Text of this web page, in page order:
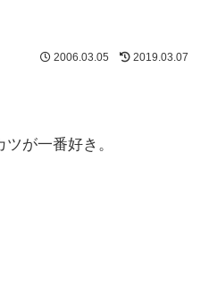
2006.03.05 2019.03.07
が一番好き。